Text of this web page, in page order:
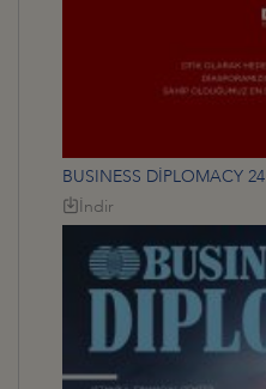
BUSINESS DİPLOMACY 24
İndir